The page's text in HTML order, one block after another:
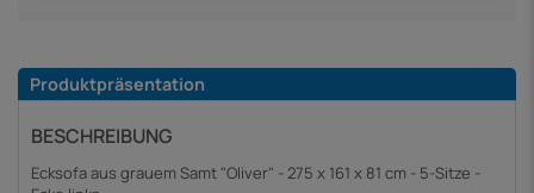
Produktpräsentation
BESCHREIBUNG
Ecksofa aus grauem Samt "Oliver" - 275 x 161 x 81 cm - 5-Sitze -